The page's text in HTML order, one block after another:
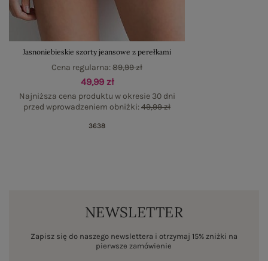
Jasnoniebieskie szorty jeansowe z perełkami
49,99 zł
Najniższa cena produktu w okresie 30 dni
przed wprowadzeniem obniżki:49,99 zł
Cena regularna:89,99 zł
3638
NEWSLETTER
Zapisz się do naszego newslettera i otrzymaj 15% zniżki na
pierwsze zamówienie